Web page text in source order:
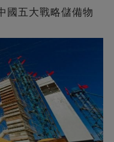
國五大戰略儲備物